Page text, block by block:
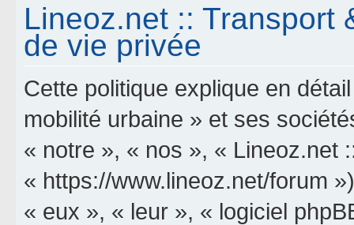
Lineoz.net :: Transport
de vie privée
Cette politique explique en
mobilité urbaine » et ses
« notre », « nos », « Lineoz.net
« https://www.lineoz.net/forum
« eux », « leur », « logiciel